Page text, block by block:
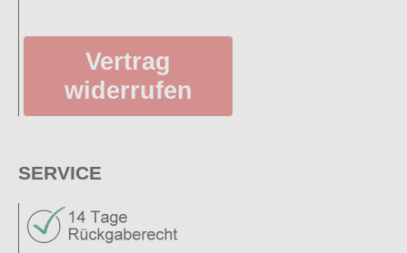
Vertrag
widerrufen
SERVICE